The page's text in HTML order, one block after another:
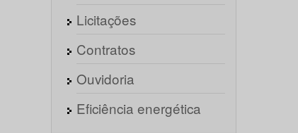
Licitações
Contratos
Ouvidoria
Eficiência energética